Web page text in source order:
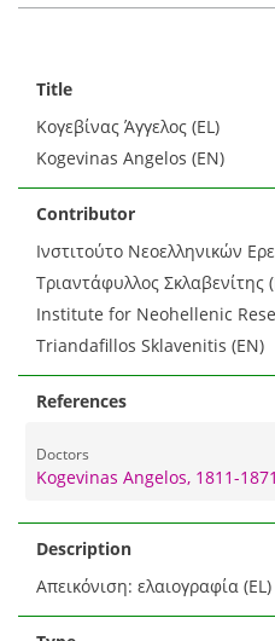
Title
Κογεβίνας Άγγελος (EL)
Kogevinas Angelos (EN)
Contributor
Ινστιτούτο Νεοελληνικών
Τριαντάφυλλος Σκλαβενίτης
Institute for Neohellenic
Triandafillos Sklavenitis (EN)
References
Doctors
Kogevinas Angelos, 1811-1871
Description
Απεικόνιση: ελαιογραφία (EL)